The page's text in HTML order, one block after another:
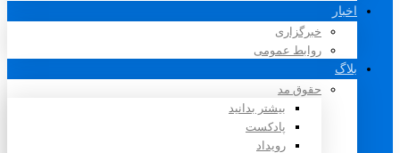
اخبار
خبرگزاری
روابط عمومی
بلاگ
حقوق مد
بیشتر بدانید
پادکست
رویداد